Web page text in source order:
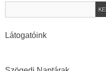
Látogatóink